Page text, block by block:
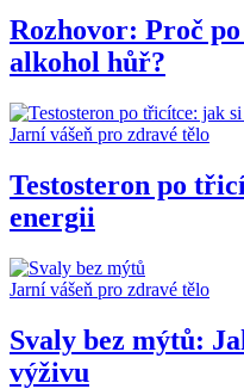
Rozhovor: Proč
alkohol hůř?
Jarní vášeň pro zdravé tělo
Testosteron po
energii
Jarní vášeň pro zdravé tělo
Svaly bez mýtů:
výživu